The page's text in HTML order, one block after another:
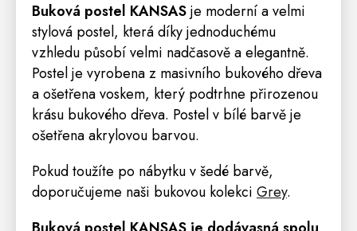
Buková postel KANSASje moderní a velmi
stylová postel, která díky jednoduchému
vzhledu působí velmi nadčasově a elegantně.
Postel je vyrobena z masivního bukového dřeva
a ošetřena voskem, který podtrhne přirozenou
krásu bukového dřeva. Postel v bílé barvě je
ošetřena akrylovou barvou.
Pokud toužíte po nábytku v šedé barvě,
doporučujeme naši bukovou kolekci Grey.